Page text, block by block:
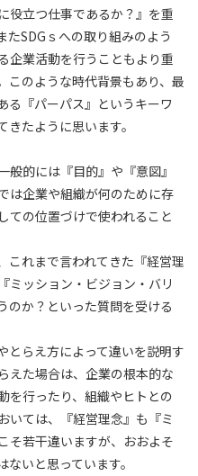
役立つ仕事であるか？』を重
SDGｓへの取り組みのよう
企業活動を行うこともより重
このような時代背景もあり、最
る『パーパス』というキーワ
たように思います。
般的には『目的』や『意図』
は企業や組織が何のために存
ての位置づけで使われること
これまで言われてきた『経営理
ミッション・ビジョン・バリ
のか？といった質問を受ける
とらえ方によって違いを説明す
えた場合は、企業の根本的な
を行ったり、組織やヒトとの
いては、『経営理念』も『ミ
そ若干違いますが、おおよそ
いと思っています。